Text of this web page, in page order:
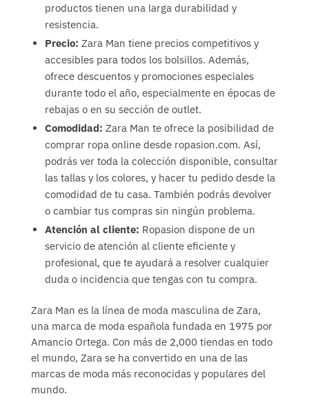
productos tienen una larga durabilidad y
resistencia.
Precio: Zara Man tiene precios competitivos y
accesibles para todos los bolsillos. Además,
ofrece descuentos y promociones especiales
durante todo el año, especialmente en épocas de
rebajas o en su sección de outlet.
Comodidad: Zara Man te ofrece la posibilidad de
comprar ropa online desde ropasion.com. Así,
podrás ver toda la colección disponible, consultar
las tallas y los colores, y hacer tu pedido desde la
comodidad de tu casa. También podrás devolver
o cambiar tus compras sin ningún problema.
Atención al cliente: Ropasion dispone de un
servicio de atención al cliente eficiente y
profesional, que te ayudará a resolver cualquier
duda o incidencia que tengas con tu compra.
Zara Man es la línea de moda masculina de Zara,
una marca de moda española fundada en 1975 por
Amancio Ortega. Con más de 2,000 tiendas en todo
el mundo, Zara se ha convertido en una de las
marcas de moda más reconocidas y populares del
mundo.